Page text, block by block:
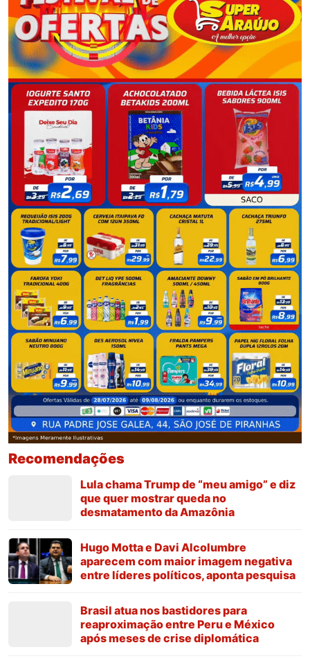
Recomendações
Lula chama Trump de “meu amigo” e diz
que quer mostrar queda no
desmatamento da Amazônia
Hugo Motta e Davi Alcolumbre
aparecem com maior imagem negativa
entre líderes políticos, aponta pesquisa
Brasil atua nos bastidores para
reaproximação entre Peru e México
após meses de crise diplomática